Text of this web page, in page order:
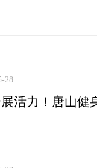
28
活力！唐山健